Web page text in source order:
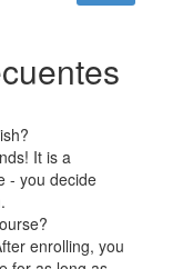
It is a
- you decide
enrolling, you